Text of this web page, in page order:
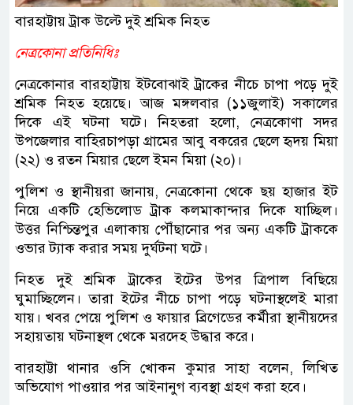
বারহাট্টায় ট্রাক উল্টে দুই শ্রমিক নিহত
নেত্রকোনা প্রতিনিধিঃ
নেত্রকোনার বারহাট্টায় ইটবোঝাই ট্রাকের নীচে চাপা পড়ে দুই
শ্রমিক নিহত হয়েছে। আজ মঙ্গলবার (১১জুলাই) সকালের
দিকে এই ঘটনা ঘটে। নিহতরা হলো, নেত্রকোণা সদর
উপজেলার বাহিরচাপড়া গ্রামের আবু বকরের ছেলে হৃদয় মিয়া
(২২) ও রতন মিয়ার ছেলে ইমন মিয়া (২০)।
পুলিশ ও স্থানীয়রা জানায়, নেত্রকোনা থেকে ছয় হাজার ইট
নিয়ে একটি হেভিলোড ট্রাক কলমাকান্দার দিকে যাচ্ছিল।
উত্তর নিশ্চিন্তপুর এলাকায় পৌঁছানোর পর অন্য একটি ট্রাককে
ওভার ট্যাক করার সময় দুর্ঘটনা ঘটে।
নিহত দুই শ্রমিক ট্রাকের ইটের উপর ত্রিপাল বিছিয়ে
ঘুমাচ্ছিলেন। তারা ইটের নীচে চাপা পড়ে ঘটনাস্থলেই মারা
যায়। খবর পেয়ে পুলিশ ও ফায়ার ব্রিগেডের কর্মীরা স্থানীয়দের
সহায়তায় ঘটনাস্থল থেকে মরদেহ উদ্ধার করে।
বারহাট্টা থানার ওসি খোকন কুমার সাহা বলেন, লিখিত
অভিযোগ পাওয়ার পর আইনানুগ ব্যবস্থা গ্রহণ করা হবে।